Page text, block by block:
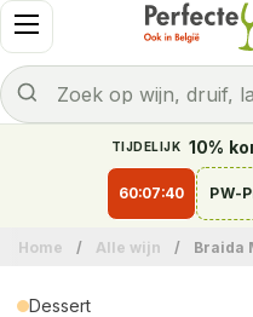
Ga naar content
Menu openen
Naar welke wijn ben je op zoek?
Zoek op wijn, druif,
Verzenden
TIJDELIJK 10%
60:07:40 PW-
Home / Alle wijn / Braida
Dessert